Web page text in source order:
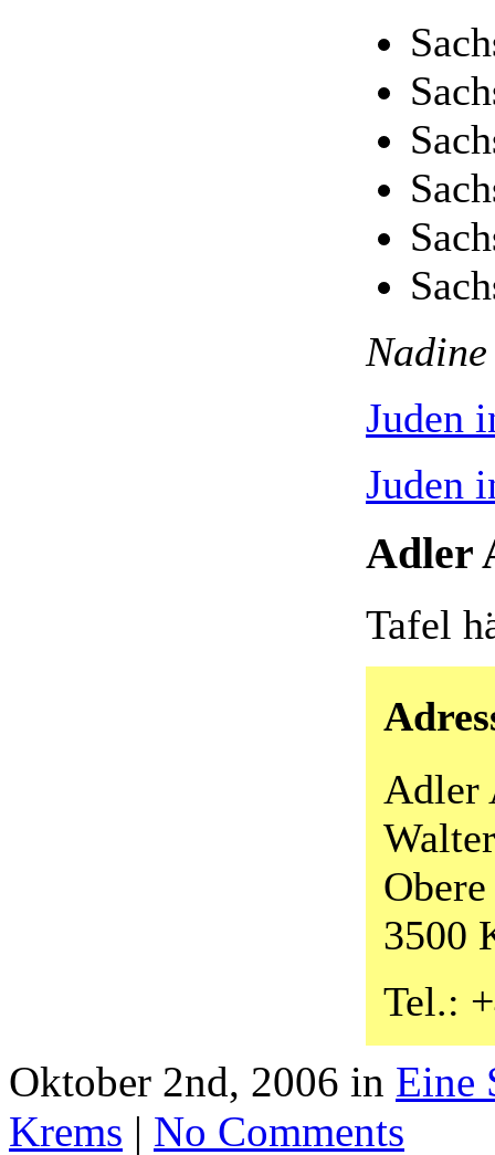
Juden
Juden
Adler
Tafel
Adler
3500
Tel.:
Oktober 2nd, 2006 in Eine
Krems | No Comments